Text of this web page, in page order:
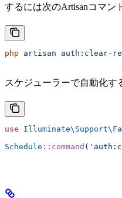
するには次のArtisanコマン
php artisan auth:clear-
スケジューラーで自動化す
use
Schedule :: command (